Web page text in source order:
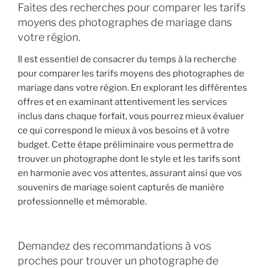
Faites des recherches pour comparer les tarifs
moyens des photographes de mariage dans
votre région.
Il est essentiel de consacrer du temps à la recherche
pour comparer les tarifs moyens des photographes de
mariage dans votre région. En explorant les différentes
offres et en examinant attentivement les services
inclus dans chaque forfait, vous pourrez mieux évaluer
ce qui correspond le mieux à vos besoins et à votre
budget. Cette étape préliminaire vous permettra de
trouver un photographe dont le style et les tarifs sont
en harmonie avec vos attentes, assurant ainsi que vos
souvenirs de mariage soient capturés de manière
professionnelle et mémorable.
Demandez des recommandations à vos
proches pour trouver un photographe de